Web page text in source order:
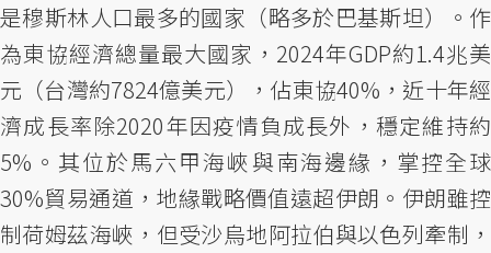
是穆斯林人口最多的國家（略多於巴基斯坦）。作
為東協經濟總量最大國家，2024年GDP約1.4兆美
元（台灣約7824億美元），佔東協40%，近十年經
濟成長率除2020年因疫情負成長外，穩定維持約
5%。其位於馬六甲海峽與南海邊緣，掌控全球
30%貿易通道，地緣戰略價值遠超伊朗。伊朗雖控
制荷姆茲海峽，但受沙烏地阿拉伯與以色列牽制，